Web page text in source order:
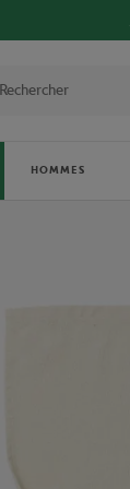
HOMMES